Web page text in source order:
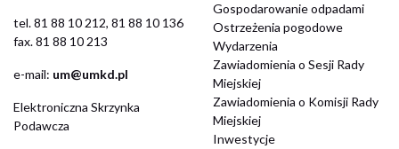
​tel. 81 88 10 212, 81 88 10 136
fax. 81 88 10 213
​e-mail: um@umkd.pl
Elektroniczna Skrzynka
Podawcza
Gospodarowanie odpadami
Ostrzeżenia pogodowe
Wydarzenia
Zawiadomienia o Sesji Rady
Miejskiej
Zawiadomienia o Komisji Rady
Miejskiej
Inwestycje